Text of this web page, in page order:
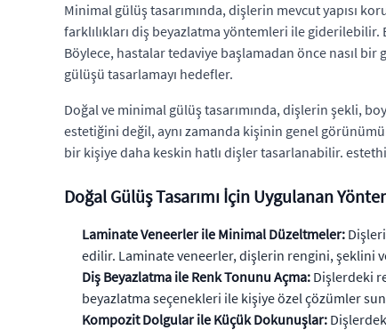
Minimal gülüş tasarımında, dişlerin mevcut yapısı
farklılıkları diş beyazlatma yöntemleri ile
Böylece, hastalar tedaviye başlamadan önce nasıl
gülüşü tasarlamayı hedefler.
Doğal ve minimal gülüş tasarımında, dişlerin şekli,
estetiğini değil, aynı zamanda kişinin genel
bir kişiye daha keskin hatlı dişler tasarlanabilir.
Doğal Gülüş Tasarımı İçin Uygulanan
Laminate Veneerler ile Minimal Düzeltmeler:
edilir. Laminate veneerler, dişlerin rengini, şeklini
Diş Beyazlatma ile Renk Tonunu Açma: Dişlerdeki
beyazlatma seçenekleri ile kişiye özel çözümler
Kompozit Dolgular ile Küçük Dokunuşlar: